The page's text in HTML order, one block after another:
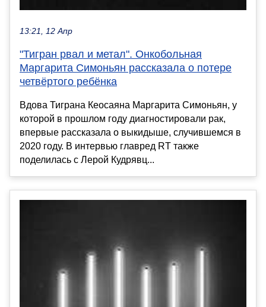
13:21, 12 Апр
"Тигран рвал и метал". Онкобольная
Маргарита Симоньян рассказала о потере
четвёртого ребёнка
Вдова Тиграна Кеосаяна Маргарита Симоньян, у
которой в прошлом году диагностировали рак,
впервые рассказала о выкидыше, случившемся в
2020 году. В интервью главред RT также
поделилась с Лерой Кудрявц...